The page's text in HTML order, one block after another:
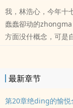
我，林浩心，今年十
蠢蠢卻动的zhongma
方面没什概念，可是
最新章节
第20章绝ding的愉悦